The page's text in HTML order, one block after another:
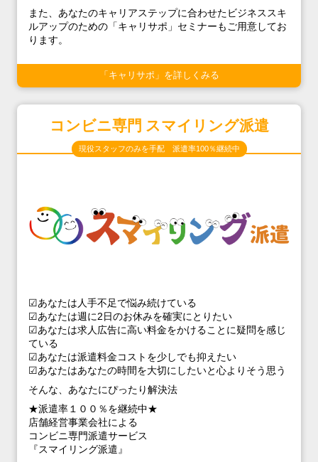
また、あなたのキャリアステップに合わせたビジネススキ
ルアップのための「キャリサポ」セミナーもご用意してお
ります。
「キャリサポ」を詳しくみる
コンビニ専門 スマイリング派遣
現役スタッフのみを手配 派遣率100％継続中
☑あなたは人手不足で悩み続けている
☑あなたは週に2日のお休みを確実にとりたい
☑あなたは求人広告に高い料金をかけることに疑問を感じ
ている
☑あなたは派遣料金コストを少しでも抑えたい
☑あなたはあなたの時間を大切にしたいと心よりそう思う
そんな、あなたにぴったり解決法
★派遣率１００％を継続中★
店舗経営事業会社による
コンビニ専門派遣サービス
『スマイリング派遣』